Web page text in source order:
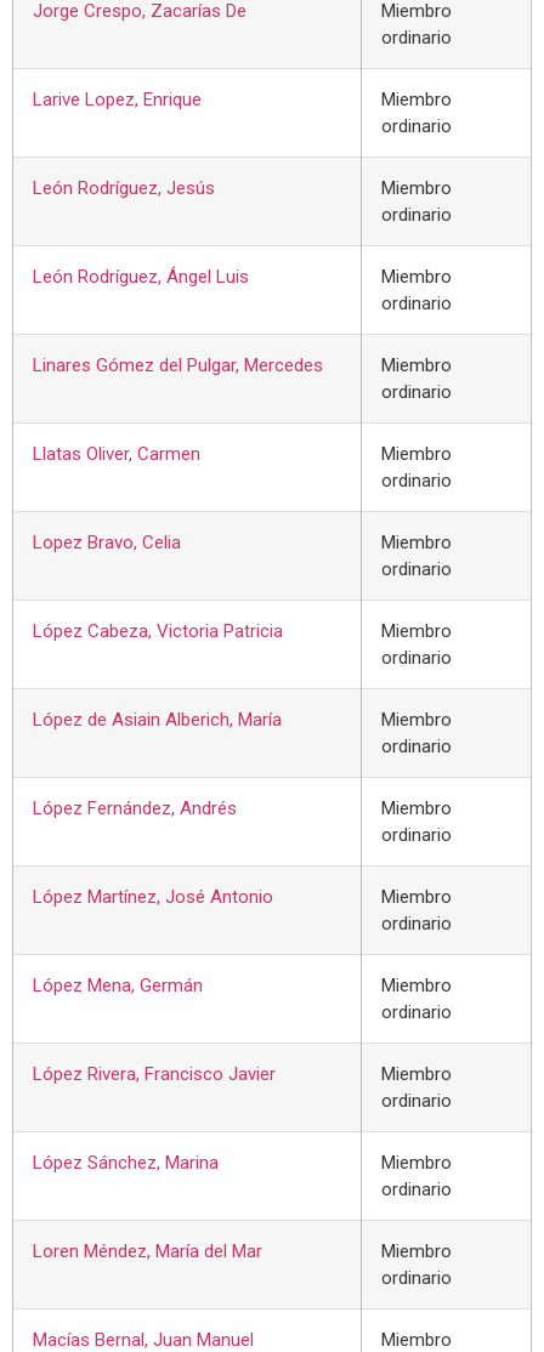
Jorge Crespo, Zacarías De
Miembro
ordinario
Larive Lopez, Enrique
Miembro
ordinario
León Rodríguez, Jesús
Miembro
ordinario
León Rodríguez, Ángel Luis
Miembro
ordinario
Linares Gómez del Pulgar, Mercedes
Miembro
ordinario
Llatas Oliver, Carmen
Miembro
ordinario
Lopez Bravo, Celia
Miembro
ordinario
López Cabeza, Victoria Patricia
Miembro
ordinario
López de Asiain Alberich, María
Miembro
ordinario
López Fernández, Andrés
Miembro
ordinario
López Martínez, José Antonio
Miembro
ordinario
López Mena, Germán
Miembro
ordinario
López Rivera, Francisco Javier
Miembro
ordinario
López Sánchez, Marina
Miembro
ordinario
Loren Méndez, María del Mar
Miembro
ordinario
Macías Bernal, Juan Manuel
Miembro